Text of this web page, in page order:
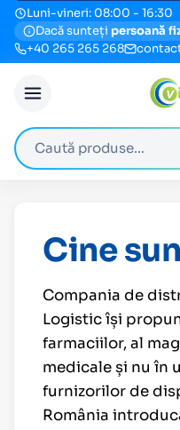
Luni-vineri: 08:00 - 16:30
Dacă sunteți persoană
+40 265 265 268
Caută produse
Cine
Compania de
Logistic își
farmaciilor, al
medicale și nu în
furnizorilor de
România